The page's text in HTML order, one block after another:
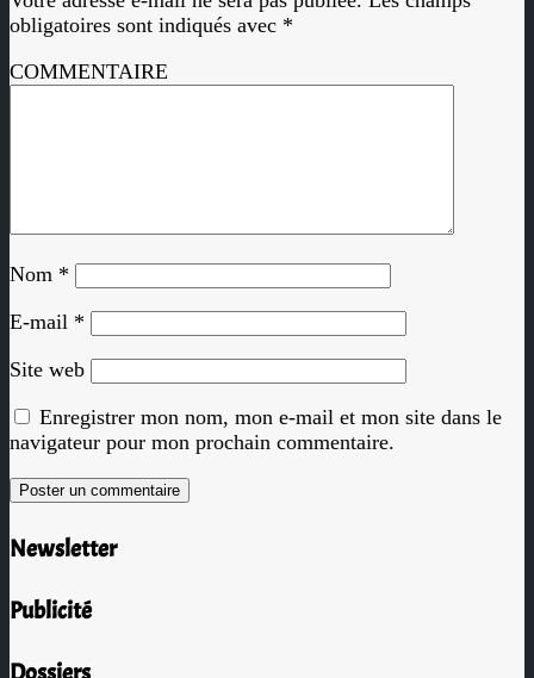
obligatoires sont indiqués avec *
COMMENTAIRE
Nom *
E-mail *
Site web
Enregistrer mon nom, mon e-mail et mon site dans le
navigateur pour mon prochain commentaire.
Newsletter
Publicité